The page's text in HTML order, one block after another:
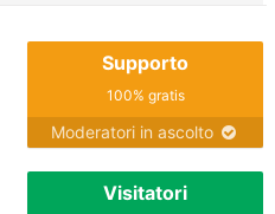
Supporto
100% gratis
Moderatori in ascolto
Visitatori